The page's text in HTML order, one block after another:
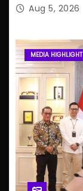
Aug 5, 2026
MEDIA HIGHLIGHT